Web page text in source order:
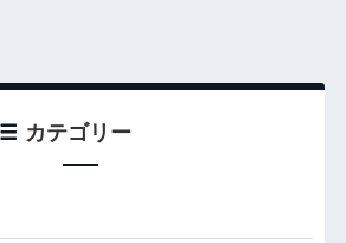
カテゴリー